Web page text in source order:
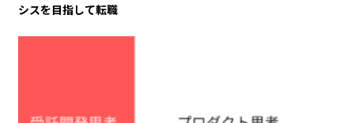
シスを目指して転職